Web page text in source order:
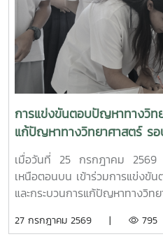
การแข่งขันตอบปัญหาทางวิท
แก้ปัญหาทางวิทยาศาสตร์ ร
เหนือตอนบน
เมื่อวันที่ 25 กรกฎาคม 2569
เหนือตอนบน เข้าร่วมการแข่งขั
และกระบวนการแก้ปัญหาทางวิท
เทคโนโลยีแห่งชาติ และสัปดาห์วิท
27 กรกฎาคม 2569 | 795